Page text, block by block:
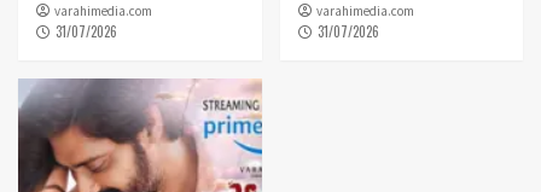
varahimedia.com
31/07/2026
varahimedia.com
31/07/2026